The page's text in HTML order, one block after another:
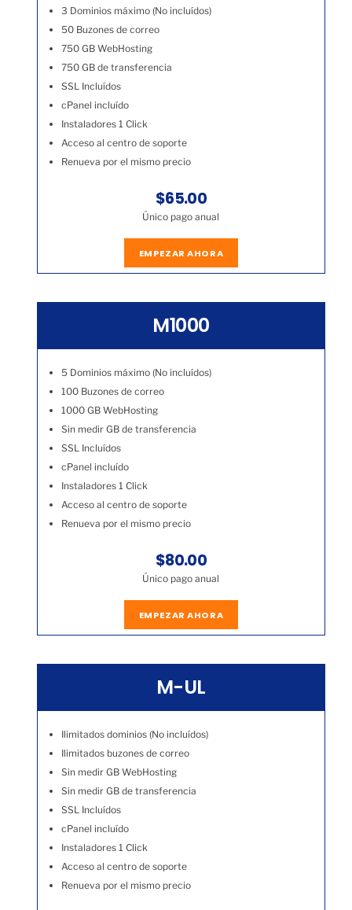
3 Dominios máximo (No incluídos)
50 Buzones de correo
750 GB WebHosting
750 GB de transferencia
SSL Incluídos
cPanel incluído
Instaladores 1 Click
Acceso al centro de soporte
Renueva por el mismo precio
$65.00
Único pago anual
EMPEZAR AHORA
M1000
5 Dominios máximo (No incluídos)
100 Buzones de correo
1000 GB WebHosting
Sin medir GB de transferencia
SSL Incluídos
cPanel incluído
Instaladores 1 Click
Acceso al centro de soporte
Renueva por el mismo precio
$80.00
Único pago anual
EMPEZAR AHORA
M-UL
Ilimitados dominios (No incluídos)
Ilimitados buzones de correo
Sin medir GB WebHosting
Sin medir GB de transferencia
SSL Incluídos
cPanel incluído
Instaladores 1 Click
Acceso al centro de soporte
Renueva por el mismo precio